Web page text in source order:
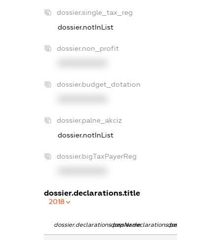
dossier.single_tax_reg
dossier.notInList
dossier.non_profit
dossier.budget_dotation
dossier.palne_akciz
dossier.notInList
dossier.bigTaxPayerReg
dossier.declarations.title
2018
dossier.declarations.pepNamedossier.declarations.personName